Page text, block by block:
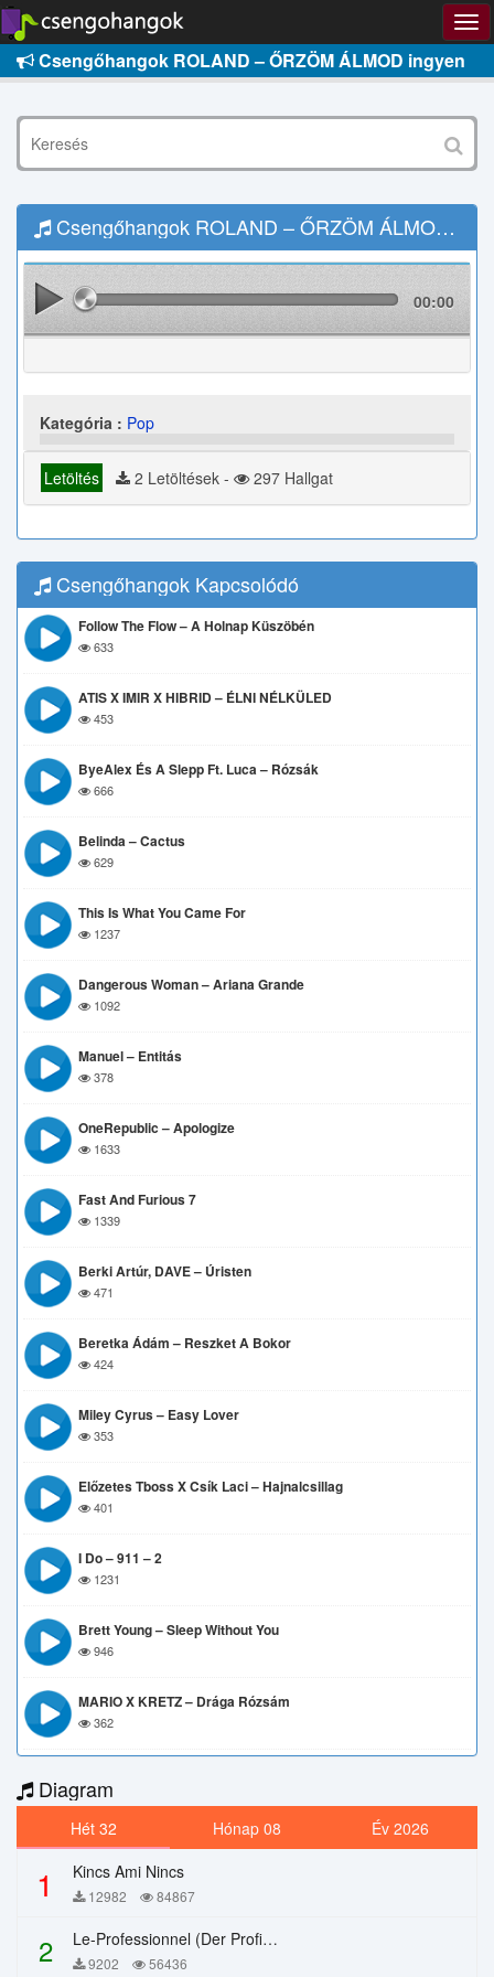
Csengőhangok ROLAND – ŐRZÖM ÁLMOD ingyen
Csengőhangok ROLAND – ŐRZÖM ÁLMOD Letöltés
00:00
Kategória : Pop
Letöltés 2 Letöltések - 297 Hallgat
Csengőhangok Kapcsolódó
Follow The Flow – A Holnap Küszöbén
633
ATIS X IMIR X HIBRID – ÉLNI NÉLKÜLED
453
ByeAlex És A Slepp Ft. Luca – Rózsák
666
Belinda – Cactus
629
This Is What You Came For
1237
Dangerous Woman – Ariana Grande
1092
Manuel – Entitás
378
OneRepublic – Apologize
1633
Fast And Furious 7
1339
Berki Artúr, DAVE – Úristen
471
Beretka Ádám – Reszket A Bokor
424
Miley Cyrus – Easy Lover
353
Előzetes Tboss X Csík Laci – Hajnalcsillag
401
I Do – 911 – 2
1231
Brett Young – Sleep Without You
946
MARIO X KRETZ – Drága Rózsám
362
Diagram
Hét 32 Hónap 08 Év 2026
1 Kincs Ami Nincs
12982 84867
2 Le-Professionnel (Der Profi) – Chi Mai
9202 56436